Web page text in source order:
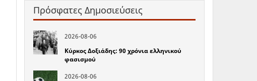
Πρόσφατες Δημοσιεύσεις
2026-08-06
Κύρκος Δοξιάδης: 90 χρόνια ελληνικού
φασισμού
2026-08-06